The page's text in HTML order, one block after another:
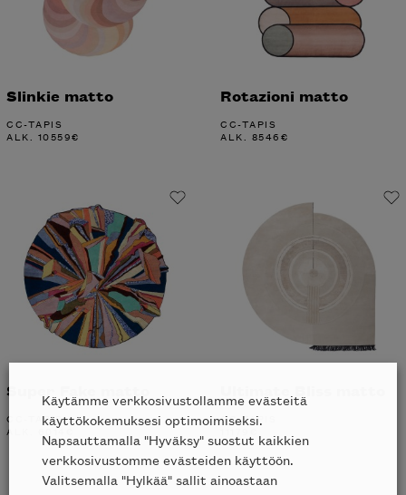
Slinkie matto
CC-TAPIS
ALK. 10559€
Rotazioni matto
CC-TAPIS
ALK. 8546€
Super Fake matto
CC-TAPIS
ALK. 6014€
CC-TAPIS
11179€
Käytämme verkkosivustollamme evästeitä
käyttökokemuksesi optimoimiseksi.
Napsauttamalla "Hyväksy" suostut kaikkien
verkkosivustomme evästeiden käyttöön.
Valitsemalla "Hylkää" sallit ainoastaan